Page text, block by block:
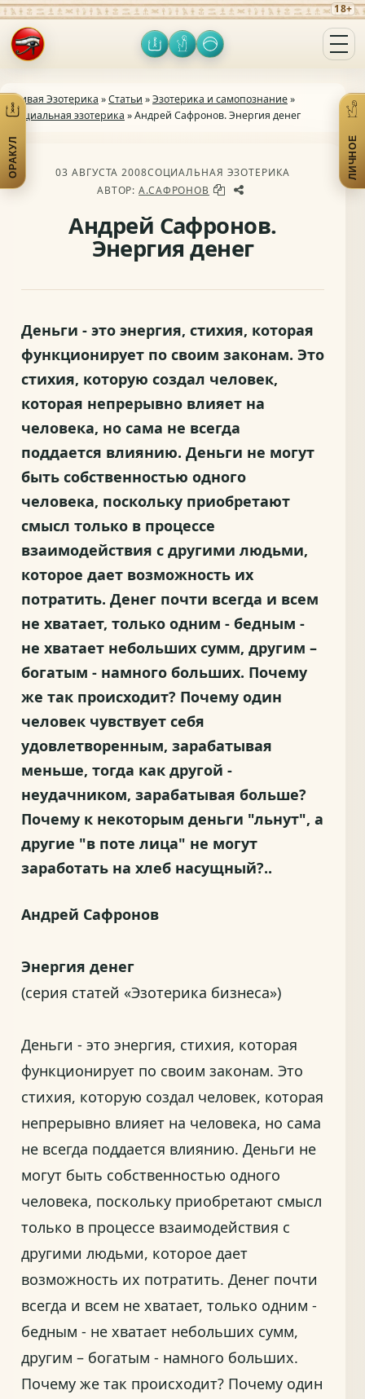
ОракулЛичноеВключить тёмную тему
18+
Открыть меню
ЛИЧНОЕ
ОРАКУЛОткрыть практики
Живая Эзотерика »Статьи »Эзотерика и самопознание»
Социальная эзотерика » Андрей Сафронов. Энергия денег
03 АВГУСТА 2008СОЦИАЛЬНАЯ ЭЗОТЕРИКА
АВТОР:А.САФРОНОВ
Андрей Сафронов.
Энергия денег
Деньги - это энергия, стихия, которая
функционирует по своим законам. Это
стихия, которую создал человек,
которая непрерывно влияет на
человека, но сама не всегда
поддается влиянию. Деньги не могут
быть собственностью одного
человека, поскольку приобретают
смысл только в процессе
взаимодействия с другими людьми,
которое дает возможность их
потратить. Денег почти всегда и всем
не хватает, только одним - бедным -
не хватает небольших сумм, другим –
богатым - намного больших. Почему
же так происходит? Почему один
человек чувствует себя
удовлетворенным, зарабатывая
меньше, тогда как другой -
неудачником, зарабатывая больше?
Почему к некоторым деньги "льнут", а
другие "в поте лица" не могут
заработать на хлеб насущный?..
Андрей Сафронов
Энергия денег
(серия статей «Эзотерика бизнеса»)
Деньги - это энергия, стихия, которая
функционирует по своим законам. Это
стихия, которую создал человек, которая
непрерывно влияет на человека, но сама
не всегда поддается влиянию. Деньги не
могут быть собственностью одного
человека, поскольку приобретают смысл
только в процессе взаимодействия с
другими людьми, которое дает
возможность их потратить. Денег почти
всегда и всем не хватает, только одним -
бедным - не хватает небольших сумм,
другим – богатым - намного больших.
Почему же так происходит? Почему один